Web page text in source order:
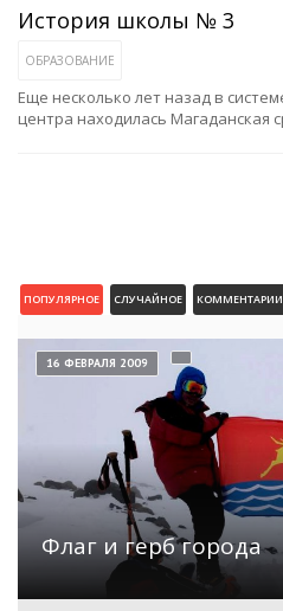
История школы № 3
ОБРАЗОВАНИЕ
Еще несколько лет назад в
центра находилась Магаданская
ПОПУЛЯРНОЕ СЛУЧАЙНОЕ КОММЕНТАРИИ
Флаг и герб города
16 ФЕВРАЛЯ 2009